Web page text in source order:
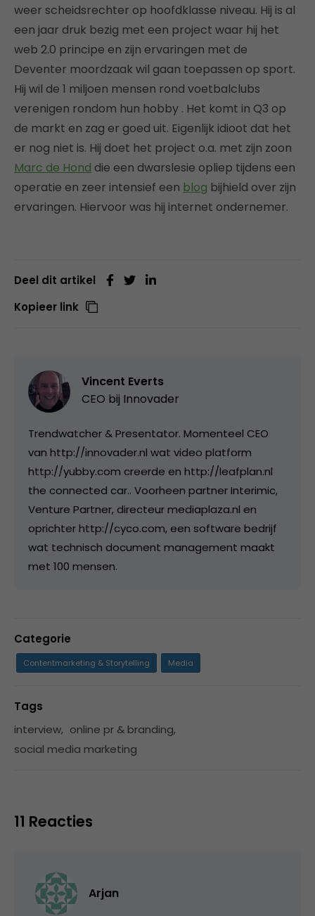
weer scheidsrechter op hoofdklasse niveau. Hij is al
een jaar druk bezig met een project waar hij het
web 2.0 principe en zijn ervaringen met de
Deventer moordzaak wil gaan toepassen op sport.
Hij wil de 1 miljoen mensen rond voetbalclubs
verenigen rondom hun hobby . Het komt in Q3 op
de markt en zag er goed uit. Eigenlijk idioot dat het
er nog niet is. Hij doet het project o.a. met zijn zoon
Marc de Hond die een dwarslesie opliep tijdens een
operatie en zeer intensief een blog bijhield over zijn
ervaringen. Hiervoor was hij internet ondernemer.
Deel dit artikel
Kopieer link
Vincent Everts
CEO bij Innovader
Trendwatcher & Presentator. Momenteel CEO
van http://innovader.nl wat video platform
http://yubby.com creerde en http://leafplan.nl
the connected car.. Voorheen partner Interimic,
Venture Partner, directeur mediaplaza.nl en
oprichter http://cyco.com, een software bedrijf
wat technisch document management maakt
met 100 mensen.
Categorie
Contentmarketing & Storytelling Media
Tags
interview, online pr & branding,
social media marketing
11 Reacties
Arjan